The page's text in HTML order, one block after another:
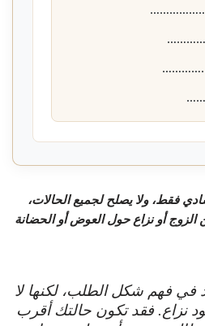
فقط، ولا يصلح لجميع الحالات،
أو نزاع حول العوض أو الحضانة
في فهم شكل الطلب، لكنها لا
نزاع. فقد تكون حالتك أقرب